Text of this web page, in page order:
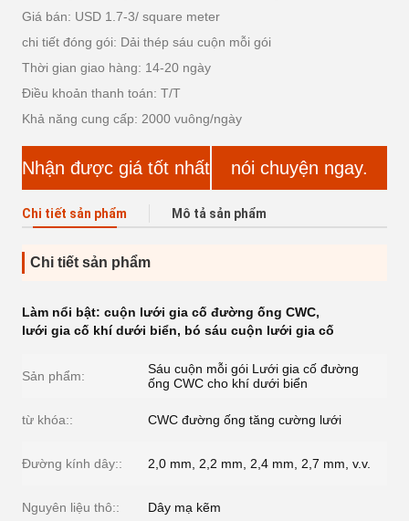
Giá bán: USD 1.7-3/ square meter
chi tiết đóng gói: Dải thép sáu cuộn mỗi gói
Thời gian giao hàng: 14-20 ngày
Điều khoản thanh toán: T/T
Khả năng cung cấp: 2000 vuông/ngày
Nhận được giá tốt nhất nói chuyện ngay.
Chi tiết sản phẩm Mô tả sản phẩm
Chi tiết sản phẩm
Làm nổi bật: cuộn lưới gia cố đường ống CWC,
lưới gia cố khí dưới biển, bó sáu cuộn lưới gia cố
Sản phẩm:
Sáu cuộn mỗi gói Lưới gia cố đường
ống CWC cho khí dưới biển
từ khóa:: CWC đường ống tăng cường lưới
Đường kính dây:: 2,0 mm, 2,2 mm, 2,4 mm, 2,7 mm, v.v.
Nguyên liệu thô:: Dây mạ kẽm